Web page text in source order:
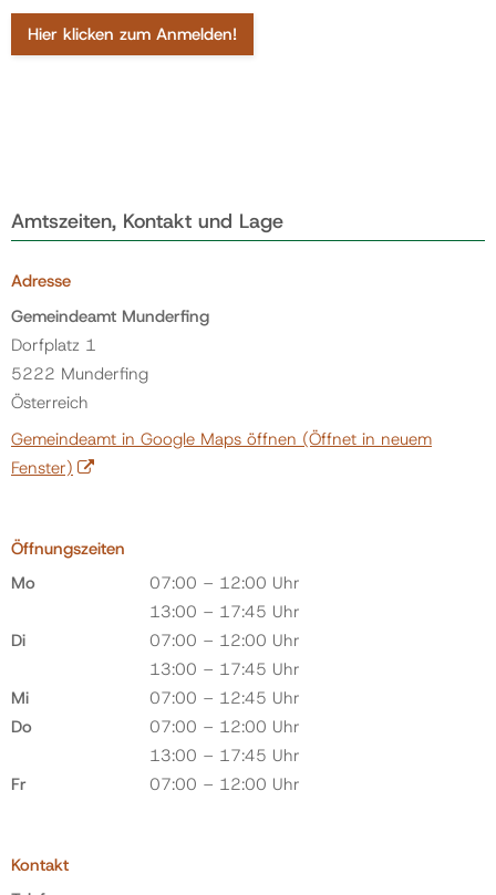
Hier klicken zum Anmelden!
Amtszeiten, Kontakt und Lage
Adresse
Gemeindeamt Munderfing
Dorfplatz 1
5222 Munderfing
Österreich
Gemeindeamt in Google Maps öffnen (Öffnet in neuem
Fenster)
Öffnungszeiten
Mo
07:00 – 12:00 Uhr
13:00 – 17:45 Uhr
Di
07:00 – 12:00 Uhr
13:00 – 17:45 Uhr
Mi
07:00 – 12:45 Uhr
Do
07:00 – 12:00 Uhr
13:00 – 17:45 Uhr
Fr
07:00 – 12:00 Uhr
Kontakt